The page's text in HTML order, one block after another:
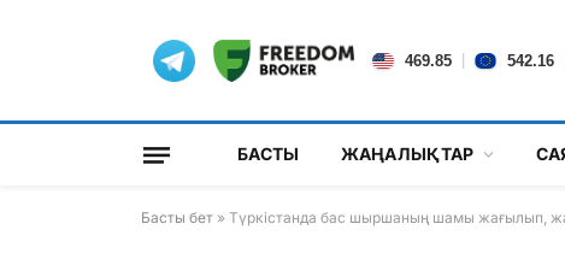
469.85 542.16
БАСТЫ ЖАҢАЛЫҚТАР
Басты бет » Түркістанда бас шыршаның шамы жағылып,